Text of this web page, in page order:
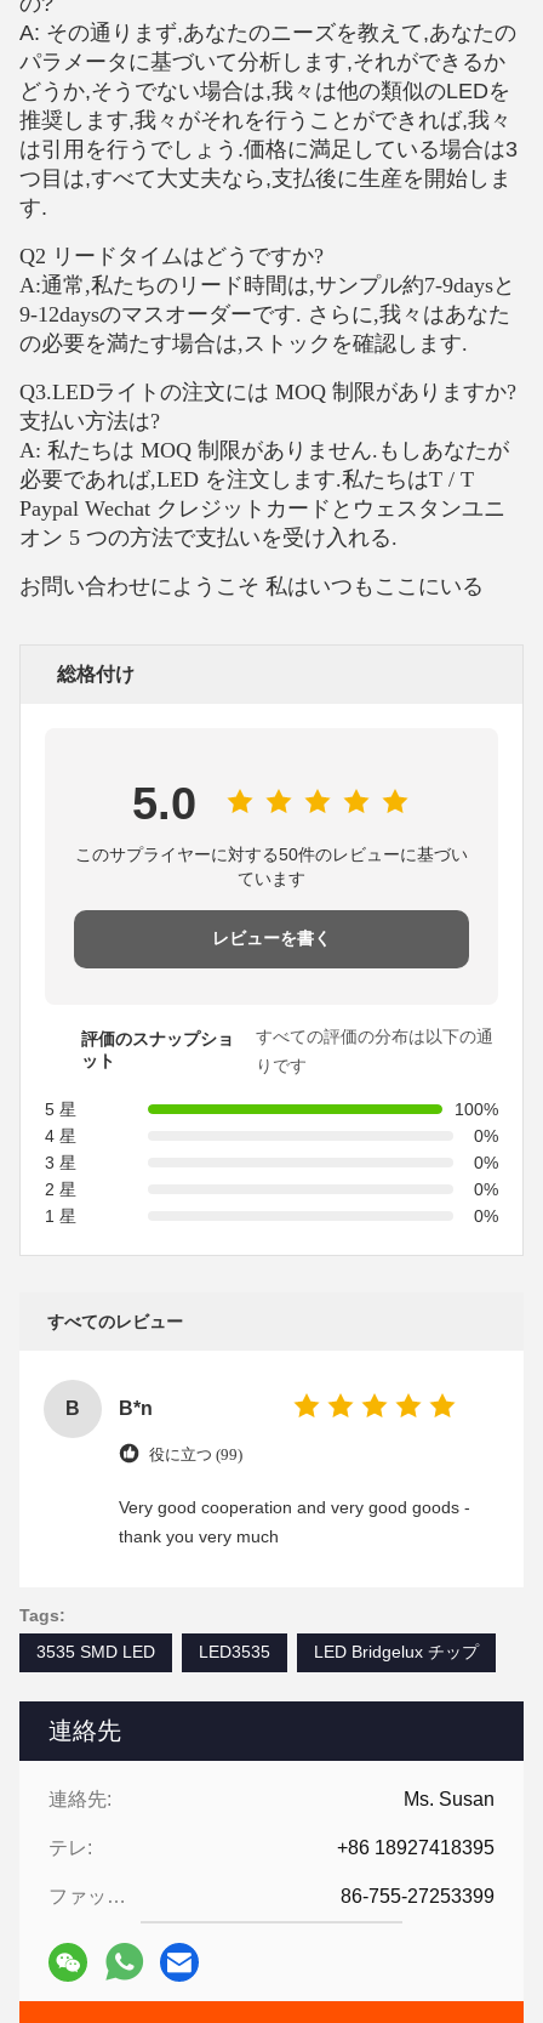
連絡先
連絡先: Ms. Susan
テレ: +86 18927418395
ファックス: 86-755-27253399
A: その通り まず,あなたのニーズを教えて,あなたの
パラメータに基づいて分析します,それができるか
どうか,そうでない場合は,我々は他の類似のLEDを
推奨します,我々がそれを行うことができれば,我々
は引用を行うでしょう.価格に満足している場合は3
つ目は,すべて大丈夫なら,支払後に生産を開始しま
す.
Q2 リードタイムはどうですか?
A:通常,私たちのリード時間は,サンプル約7-9daysと
9-12daysのマスオーダーです. さらに,我々はあなた
の必要を満たす場合は,ストックを確認します.
Q3.LEDライトの注文には MOQ 制限がありますか?
支払い方法は?
A: 私たちは MOQ 制限がありません.もしあなたが
必要であれば,LED を注文します.私たちはT / T
Paypal Wechat クレジットカードとウェスタンユニ
オン 5 つの方法で支払いを受け入れる.
お問い合わせにようこそ 私はいつもここにいる
総格付け
5.0
このサプライヤーに対する50件のレビューに基づい
ています
レビューを書く
評価のスナップショ
ット
すべての評価の分布は以下の通
りです
5 星
100%
4 星
0%
3 星
0%
2 星
0%
1 星
0%
すべてのレビュー
B B*n
役に立つ (99)
Very good cooperation and very good goods -
thank you very much
Tags:
3535 SMD LED
LED3535 LED Bridgelux チップ